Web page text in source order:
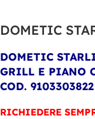
DOMETIC
DOMETIC
GRILL E PIANO
COD. 9103303822
RICHIEDERE